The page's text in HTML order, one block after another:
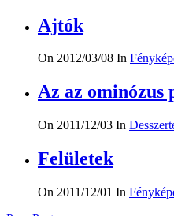
Ajtók
On 2012/03/08 In
Az az ominózus
On 2011/12/03 In
Felületek
On 2011/12/01 In